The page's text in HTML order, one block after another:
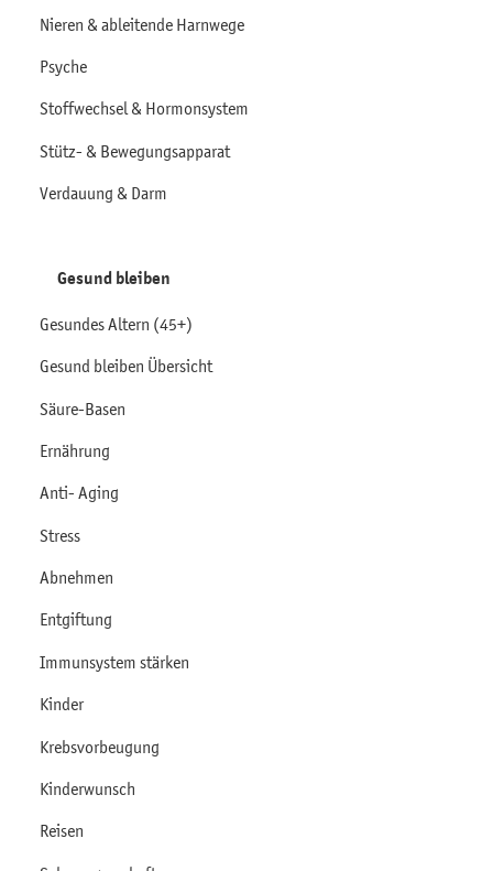
Nieren & ableitende Harnwege
Psyche
Stoffwechsel & Hormonsystem
Stütz- & Bewegungsapparat
Verdauung & Darm
Gesund bleiben
Gesundes Altern (45+)
Gesund bleiben Übersicht
Säure-Basen
Ernährung
Anti- Aging
Stress
Abnehmen
Entgiftung
Immunsystem stärken
Kinder
Krebsvorbeugung
Kinderwunsch
Reisen